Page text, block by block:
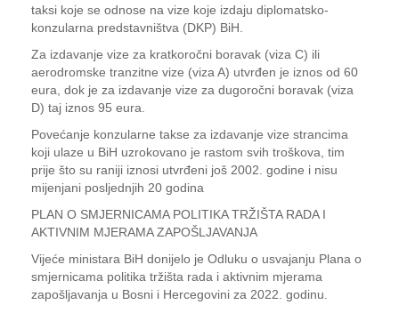
taksi koje se odnose na vize koje izdaju diplomatsko-
konzularna predstavništva (DKP) BiH.
Za izdavanje vize za kratkoročni boravak (viza C) ili
aerodromske tranzitne vize (viza A) utvrđen je iznos od 60
eura, dok je za izdavanje vize za dugoročni boravak (viza
D) taj iznos 95 eura.
Povećanje konzularne takse za izdavanje vize strancima
koji ulaze u BiH uzrokovano je rastom svih troškova, tim
prije što su raniji iznosi utvrđeni još 2002. godine i nisu
mijenjani posljednjih 20 godina
PLAN O SMJERNICAMA POLITIKA TRŽIŠTA RADA I
AKTIVNIM MJERAMA ZAPOŠLJAVANJA
Vijeće ministara BiH donijelo je Odluku o usvajanju Plana o
smjernicama politika tržišta rada i aktivnim mjerama
zapošljavanja u Bosni i Hercegovini za 2022. godinu.